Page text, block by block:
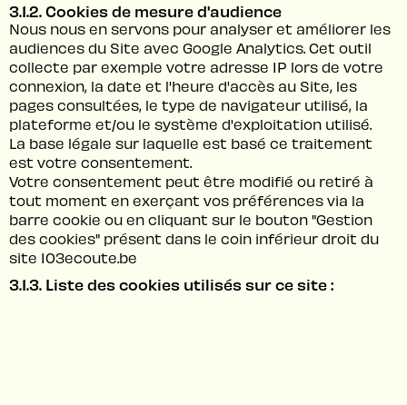
3.1.2. Cookies de mesure d'audience
Nous nous en servons pour analyser et améliorer les
audiences du Site avec Google Analytics. Cet outil
collecte par exemple votre adresse IP lors de votre
connexion, la date et l'heure d'accès au Site, les
pages consultées, le type de navigateur utilisé, la
plateforme et/ou le système d'exploitation utilisé.
La base légale sur laquelle est basé ce traitement
est votre consentement.
Votre consentement peut être modifié ou retiré à
tout moment en exerçant vos préférences via la
barre cookie ou en cliquant sur le bouton "Gestion
des cookies" présent dans le coin inférieur droit du
site 103ecoute.be
3.1.3. Liste des cookies utilisés sur ce site :